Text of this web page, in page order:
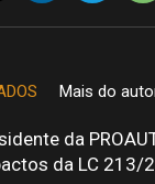
Mais do
da
da LC 213/